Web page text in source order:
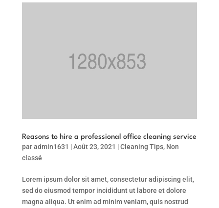
Reasons to hire a professional office cleaning service
paradmin1631 |Août 23, 2021 |Cleaning Tips, Non
classé
Lorem ipsum dolor sit amet, consectetur adipiscing elit,
sed do eiusmod tempor incididunt ut labore et dolore
magna aliqua. Ut enim ad minim veniam, quis nostrud